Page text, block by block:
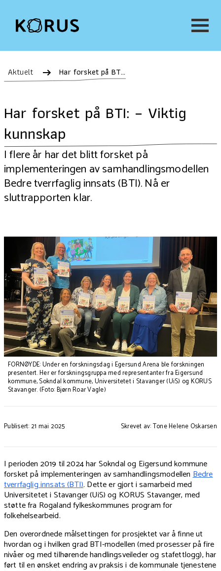
Aktuelt Har forsket på BTI: – Viktig kunnskap
Har forsket på BTI: – Viktig
kunnskap
I flere år har det blitt forsket på
implementeringen av samhandlingsmodellen
Bedre tverrfaglig innsats (BTI). Nå er
sluttrapporten klar.
FORNØYDE: Under en forskningsdag i Egersund Arena ble forskningen
presentert. Her er forskningsgruppa med representanter fra Eigersund
kommune, Sokndal kommune, Universitetet i Stavanger (UiS) og KORUS
Stavanger. (Foto: Bjørn Roar Vagle)
Publisert: 21 mai 2025 Skrevet av: Tone Helene Oskarsen
I perioden 2019 til 2024 har Sokndal og Eigersund kommune
forsket på implementeringen av samhandlingsmodellenBedre
tverrfaglig innsats (BTI). Dette er gjort i samarbeid med
Universitetet i Stavanger (UiS) og KORUS Stavanger, med
støtte fra Rogaland fylkeskommunes program for
folkehelsearbeid.
Den overordnede målsettingen for prosjektet var å finne ut
hvordan og i hvilken grad BTI-modellen (med prosesser på fire
nivåer og med tilhørende handlingsveileder og stafettlogg), har
ført til en ønsket endring av praksis i de kommunale tjenestene